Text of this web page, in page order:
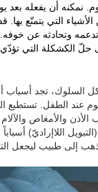
نمكنه أن يفعله بعد
التي يتمتّع
وتحادثه عن
حلّ الكشكلة التي
السلوك، تجد
عند الطفل. تستطيع
الأذن والأمغاص
اللاإراديّ)
إلى طبيب ليجعل